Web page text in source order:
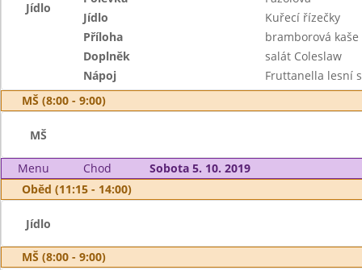
Jídlo
Jídlo
Kuřecí řízečky
Příloha
bramborová kaše
Doplněk
salát Coleslaw
Nápoj
Fruttanella lesní
MŠ (8:00 - 9:00)
MŠ
Menu Chod
Sobota 5. 10. 2019
Oběd (11:15 - 14:00)
Jídlo
MŠ (8:00 - 9:00)